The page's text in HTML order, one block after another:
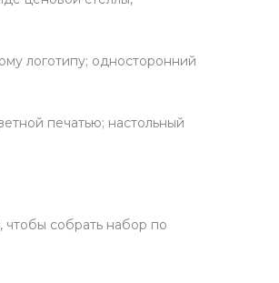
логотипу; односторонний
печатью; настольный
чтобы собрать набор по